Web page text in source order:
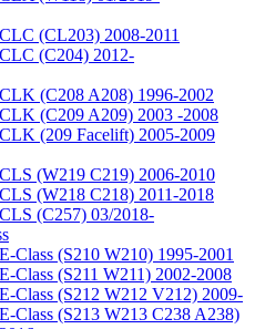
CLC (CL203) 2008-2011
CLC (C204) 2012-
CLK (C208 A208) 1996-2002
CLK (C209 A209) 2003 -2008
CLK (209 Facelift) 2005-2009
CLS (W219 C219) 2006-2010
CLS (W218 C218) 2011-2018
CLS (C257) 03/2018-
E-Class (S210 W210) 1995-2001
E-Class (S211 W211) 2002-2008
E-Class (S212 W212 V212) 2009-
E-Class (S213 W213 C238 A238)